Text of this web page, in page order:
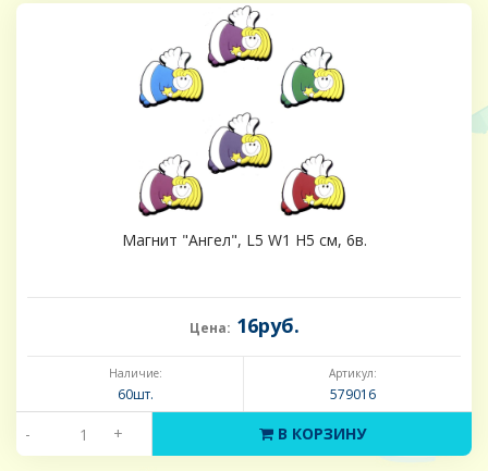
Магнит "Ангел", L5 W1 H5 см, 6в.
Цена: 16руб.
Наличие:
60шт.
Артикул:
579016
- + В КОРЗИНУ